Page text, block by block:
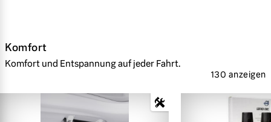
Komfort
Komfort und Entspannung auf jeder Fahrt.
130 anzeigen